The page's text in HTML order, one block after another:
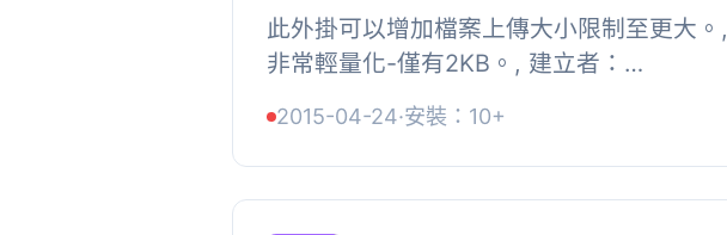
此外掛可以增加檔案上傳大小限制至更大。,
非常輕量化-僅有2KB。, 建立者：
2015-04-24·安裝：10+